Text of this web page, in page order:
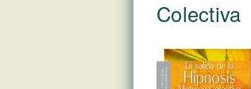
Colectiva